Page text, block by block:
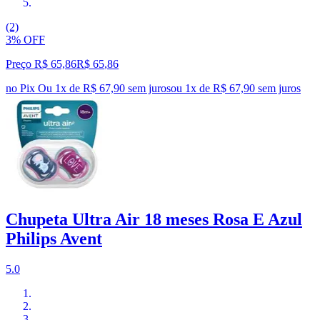
(2)
3% OFF
Preço R$ 65,86R$ 65,86
no Pix Ou 1x de R$ 67,90 sem jurosou 1x de R$ 67,90 sem juros
Chupeta Ultra Air 18 meses Rosa E Azul
Philips Avent
5.0